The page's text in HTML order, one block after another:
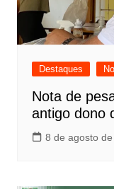
Destaques
Nota de
antigo dono
8 de agosto